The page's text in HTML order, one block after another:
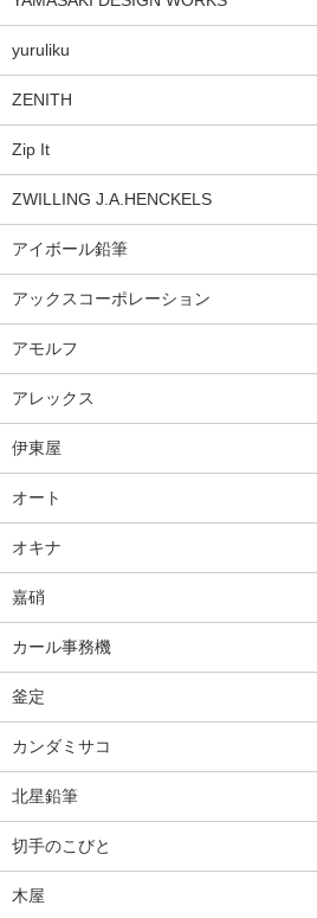
yuruliku
ZENITH
Zip It
ZWILLING J.A.HENCKELS
アイボール鉛筆
アックスコーポレーション
アモルフ
アレックス
伊東屋
オート
オキナ
嘉硝
カール事務機
釜定
カンダミサコ
北星鉛筆
切手のこびと
木屋